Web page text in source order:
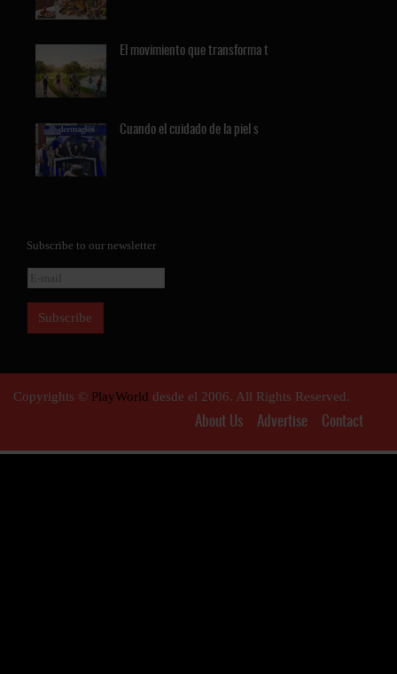
El movimiento que transforma t
Cuando el cuidado de la piel s
Subscribe to our newsletter
Copyrights © PlayWorld desde el 2006. All Rights Reserved.
About Us Advertise Contact